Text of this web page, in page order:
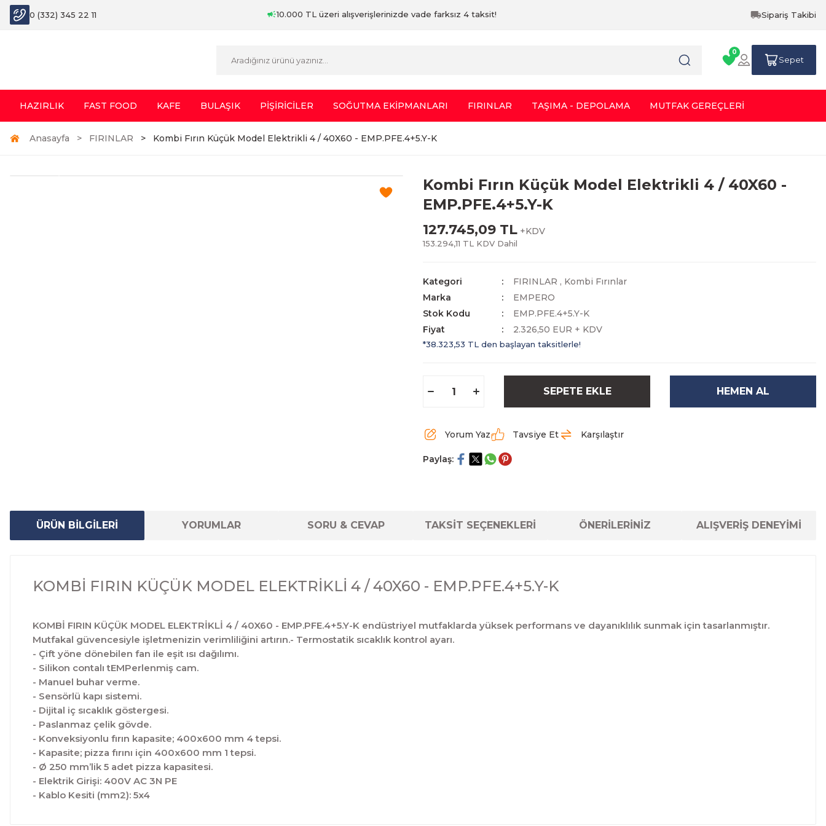
0 (332) 345 22 11 10.000 TL üzeri alışverişlerinizde vade farksız 4 taksit! Sipariş Takibi
0
Sepet
HAZIRLIK FAST FOOD KAFE BULAŞIK PİŞİRİCİLER SOĞUTMA EKİPMANLARI FIRINLAR TAŞIMA - DEPOLAMA MUTFAK GEREÇLERİ
Anasayfa FIRINLAR Kombi Fırın Küçük Model Elektrikli 4 / 40X60 - EMP.PFE.4+5.Y-K
Kombi Fırın Küçük Model Elektrikli 4 / 40X60 -
EMP.PFE.4+5.Y-K
127.745,09 TL +KDV
153.294,11 TL KDV Dahil
Kategori FIRINLAR , Kombi Fırınlar
Marka
EMPERO
Stok Kodu
EMP.PFE.4+5.Y-K
Fiyat
2.326,50 EUR + KDV
*38.323,53 TL den başlayan taksitlerle!
SEPETE EKLE HEMEN AL
Yorum Yaz Tavsiye Et Karşılaştır
Paylaş:
ÜRÜN BİLGİLERİ YORUMLAR SORU & CEVAP TAKSİT SEÇENEKLERİ ÖNERİLERİNİZ ALIŞVERİŞ DENEYİMİ
KOMBİ FIRIN KÜÇÜK MODEL ELEKTRİKLİ 4 / 40X60 - EMP.PFE.4+5.Y-K
KOMBİ FIRIN KÜÇÜK MODEL ELEKTRİKLİ 4 / 40X60 - EMP.PFE.4+5.Y-K endüstriyel mutfaklarda yüksek performans ve dayanıklılık sunmak için tasarlanmıştır.
Mutfakal güvencesiyle işletmenizin verimliliğini artırın.- Termostatik sıcaklık kontrol ayarı.
- Çift yöne dönebilen fan ile eşit ısı dağılımı.
- Silikon contalı tEMPerlenmiş cam.
- Manuel buhar verme.
- Sensörlü kapı sistemi.
- Dijital iç sıcaklık göstergesi.
- Paslanmaz çelik gövde.
- Konveksiyonlu fırın kapasite; 400x600 mm 4 tepsi.
- Kapasite; pizza fırını için 400x600 mm 1 tepsi.
- Ø 250 mm’lik 5 adet pizza kapasitesi.
- Elektrik Girişi: 400V AC 3N PE
- Kablo Kesiti (mm2): 5x4